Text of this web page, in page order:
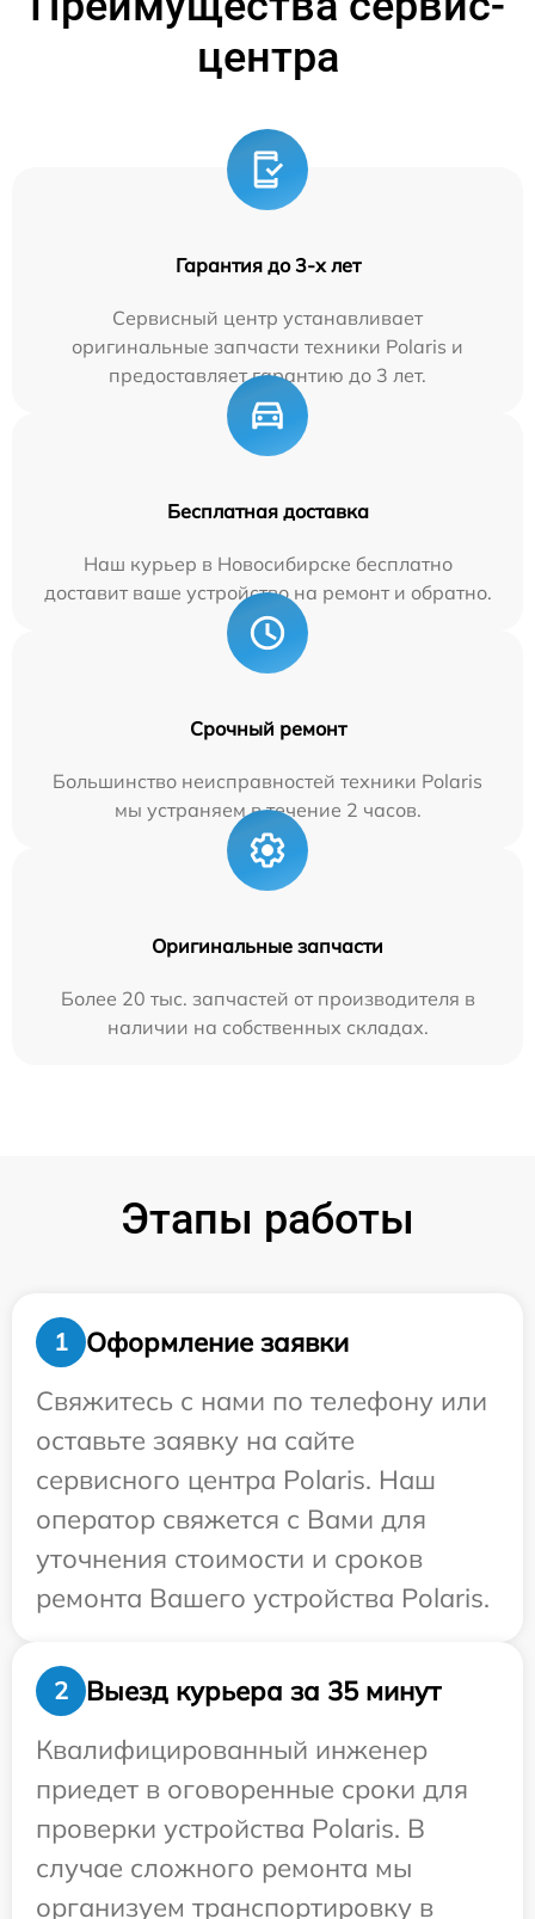
центра
Гарантия до 3-х лет
Сервисный центр устанавливает
оригинальные запчасти техники Polaris и
предоставляет гарантию до 3 лет.
Бесплатная доставка
Наш курьер в Новосибирске бесплатно
доставит ваше устройство на ремонт и обратно.
Срочный ремонт
Большинство неисправностей техники Polaris
мы устраняем в течение 2 часов.
Оригинальные запчасти
Более 20 тыс. запчастей от производителя в
наличии на собственных складах.
Этапы работы
1
Оформление заявки
Свяжитесь с нами по телефону или
оставьте заявку на сайте
сервисного центра Polaris. Наш
оператор свяжется с Вами для
уточнения стоимости и сроков
ремонта Вашего устройства Polaris.
2
Выезд курьера за 35 минут
Квалифицированный инженер
приедет в оговоренные сроки для
проверки устройства Polaris. В
случае сложного ремонта мы
организуем транспортировку в